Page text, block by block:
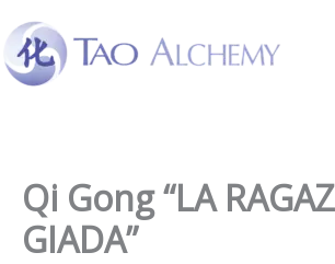
content
Qi Gong “LA
GIADA”